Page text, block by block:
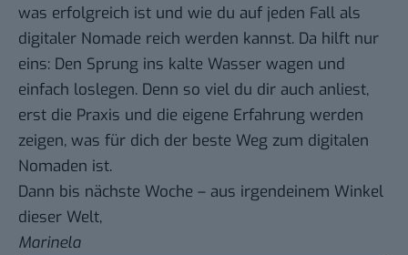
was erfolgreich ist und wie du auf jeden Fall als
digitaler Nomade reich werden kannst. Da hilft nur
eins: Den Sprung ins kalte Wasser wagen und
einfach loslegen. Denn so viel du dir auch anliest,
erst die Praxis und die eigene Erfahrung werden
zeigen, was für dich der beste Weg zum digitalen
Nomaden ist.
Dann bis nächste Woche – aus irgendeinem Winkel
dieser Welt,
Marinela